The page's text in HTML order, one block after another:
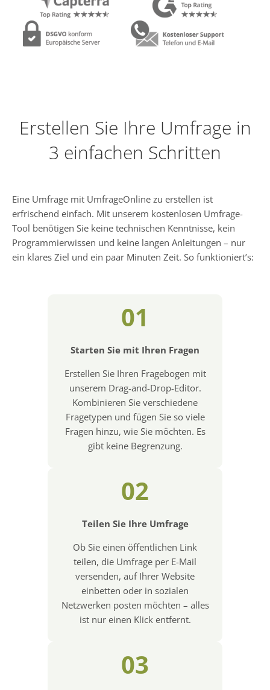
Erstellen Sie Ihre Umfrage in
3 einfachen Schritten
Eine Umfrage mit UmfrageOnline zu erstellen ist
erfrischend einfach. Mit unserem kostenlosen Umfrage-
Tool benötigen Sie keine technischen Kenntnisse, kein
Programmierwissen und keine langen Anleitungen – nur
ein klares Ziel und ein paar Minuten Zeit. So funktioniert’s:
01
Starten Sie mit Ihren Fragen
Erstellen Sie Ihren Fragebogen mit
unserem Drag-and-Drop-Editor.
Kombinieren Sie verschiedene
Fragetypen und fügen Sie so viele
Fragen hinzu, wie Sie möchten. Es
gibt keine Begrenzung.
02
Teilen Sie Ihre Umfrage
Ob Sie einen öffentlichen Link
teilen, die Umfrage per E-Mail
versenden, auf Ihrer Website
einbetten oder in sozialen
Netzwerken posten möchten – alles
ist nur einen Klick entfernt.
03